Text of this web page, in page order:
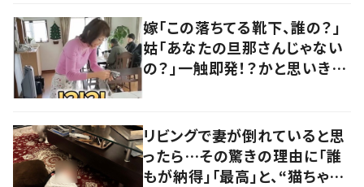
嫁「この落ちてる靴下、誰の？」
姑「あなたの旦那さんじゃない
の？」一触即発！？かと思いき
リビングで妻が倒れていると思
ったら…その驚きの理由に「誰
もが納得」「最高」と、“猫ちゃん